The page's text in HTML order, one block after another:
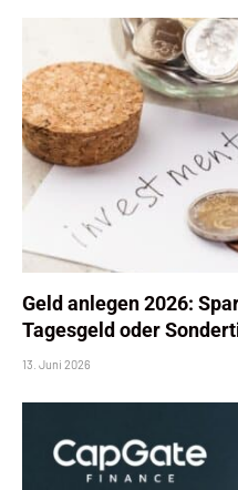
Geld anlegen 2026:
Tagesgeld oder
13. Juni 2026